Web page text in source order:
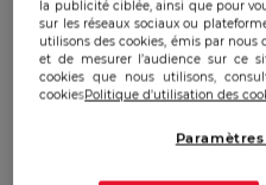
avec Olivier
Rouge dans
l'Economie
la publicité ciblée, ainsi que pour
sur les réseaux sociaux ou
utilisons des cookies, émis par nous
et de mesurer l’audience sur ce
cookies que nous utilisons,
cookiesPolitique d'utilisation des